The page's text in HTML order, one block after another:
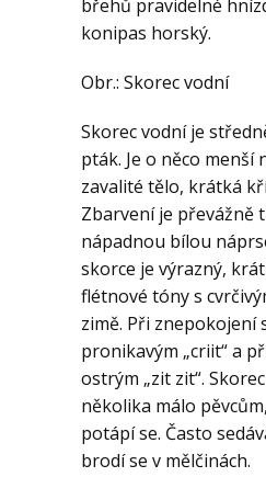
břehů pravidelné
konipas horský.
Obr.: Skorec vodní
Skorec vodní je
pták. Je o něco menší
zavalité tělo, krátká
Zbarvení je převážně
nápadnou bílou
skorce je výrazný,
flétnové tóny s
zimě. Při znepokojení
pronikavým „criit“ a
ostrým „zit zit“.
několika málo
potápí se. Často
brodí se v mělčinách.